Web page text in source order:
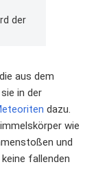
der
aus dem
in der
dazu.
wie
und
fallenden